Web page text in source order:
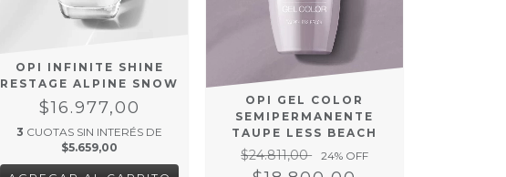
OPI INFINITE SHINE
RESTAGE ALPINE SNOW
$16.977,00
3 CUOTAS SIN INTERÉS DE
$5.659,00
OPI GEL COLOR
SEMIPERMANENTE
TAUPE LESS BEACH
$24.811,00 24% OFF